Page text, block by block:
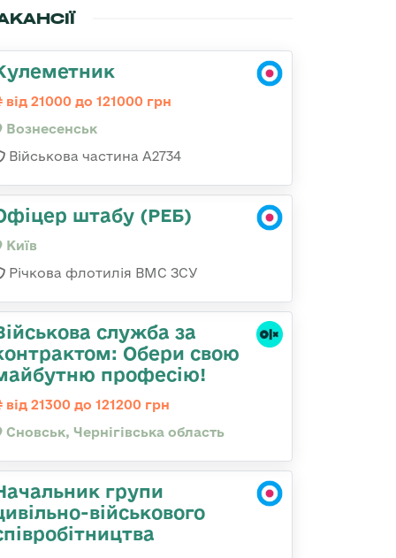
від 21000 до 121000 грн
Вознесенськ
Військова частина А2734
штабу (РЕБ)
Київ
Річкова флотилія ВМС ЗСУ
служба за
Обери свою
професію!
від 21300 до 121200 грн
Сновськ, Чернігівська область
групи
військового